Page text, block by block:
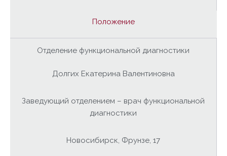
Положение
Отделение функциональной диагностики
Долгих Екатерина Валентиновна
Заведующий отделением – врач функциональной
диагностики
Новосибирск, Фрунзе, 17